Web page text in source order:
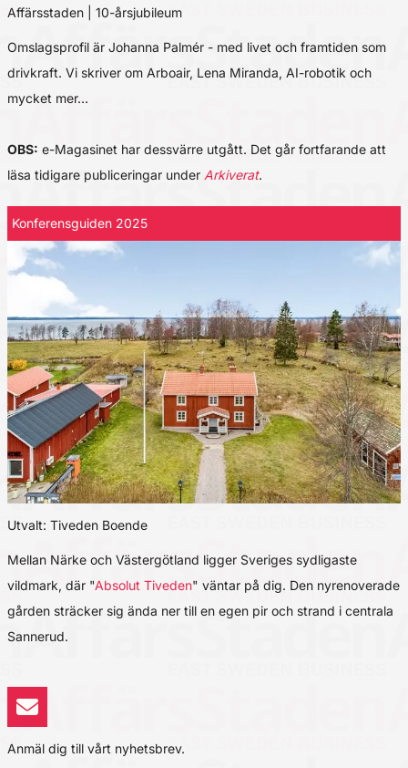
Affärsstaden | 10-årsjubileum
Omslagsprofil är Johanna Palmér - med livet och framtiden som
drivkraft. Vi skriver om Arboair, Lena Miranda, AI-robotik och
mycket mer…
OBS: e-Magasinet har dessvärre utgått. Det går fortfarande att
läsa tidigare publiceringar under Arkiverat.
Konferensguiden 2025
Utvalt: Tiveden Boende
Mellan Närke och Västergötland ligger Sveriges sydligaste
vildmark, där "Absolut Tiveden" väntar på dig. Den nyrenoverade
gården sträcker sig ända ner till en egen pir och strand i centrala
Sannerud.
Anmäl dig till vårt nyhetsbrev.